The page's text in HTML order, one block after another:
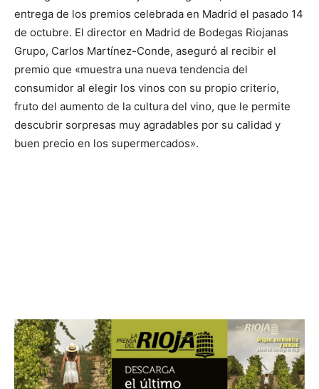
entrega de los premios celebrada en Madrid el pasado 14
de octubre. El director en Madrid de Bodegas Riojanas
Grupo, Carlos Martínez-Conde, aseguró al recibir el
premio que «muestra una nueva tendencia del
consumidor al elegir los vinos con su propio criterio,
fruto del aumento de la cultura del vino, que le permite
descubrir sorpresas muy agradables por su calidad y
buen precio en los supermercados».